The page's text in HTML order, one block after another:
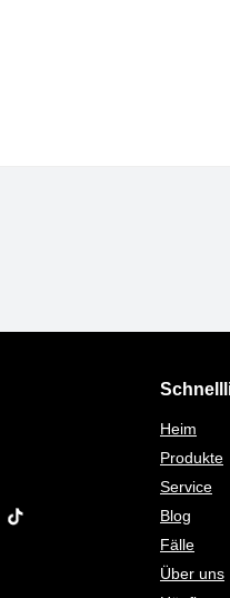
Heim
Produkte
Service
Blog
Fälle
Über uns